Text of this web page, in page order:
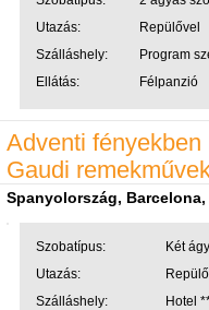
Utazás:
Repülővel
Szálláshely:
Program
Ellátás:
Félpanzió
Adventi
Gaudi
Spanyolország,
Szobatípus:
Két
Utazás:
Szálláshely:
Hotel